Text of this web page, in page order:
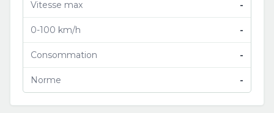
Vitesse max -
0-100 km/h -
Consommation -
Norme -